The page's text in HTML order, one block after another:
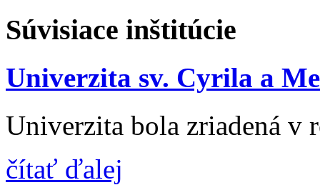
Súvisiace inštitúcie
Univerzita sv. Cyrila a
Univerzita bola zriadená v
čítať ďalej